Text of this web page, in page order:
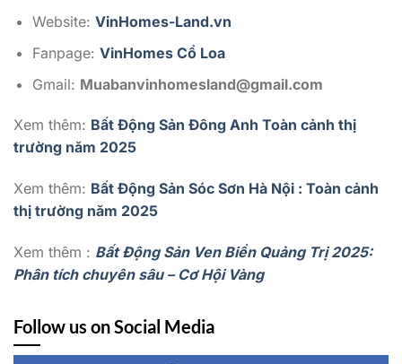
Website: VinHomes-Land.vn
Fanpage: VinHomes Cổ Loa
Gmail: Muabanvinhomesland@gmail.com
Xem thêm: Bất Động Sản Đông Anh Toàn cảnh thị
trường năm 2025
Xem thêm: Bất Động Sản Sóc Sơn Hà Nội : Toàn cảnh
thị trường năm 2025
Xem thêm : Bất Động Sản Ven Biển Quảng Trị 2025:
Phân tích chuyên sâu – Cơ Hội Vàng
Follow us on Social Media